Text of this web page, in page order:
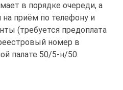
в порядке очереди, а
приём по телефону и
(требуется предоплата
номер в
палате 50/5-н/50.